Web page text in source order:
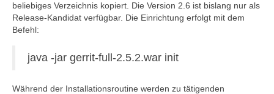
beliebiges Verzeichnis kopiert. Die Version 2.6 ist bislang nur als
Release-Kandidat verfügbar. Die Einrichtung erfolgt mit dem
Befehl:
java -jar gerrit-full-2.5.2.war init
Während der Installationsroutine werden zu tätigenden